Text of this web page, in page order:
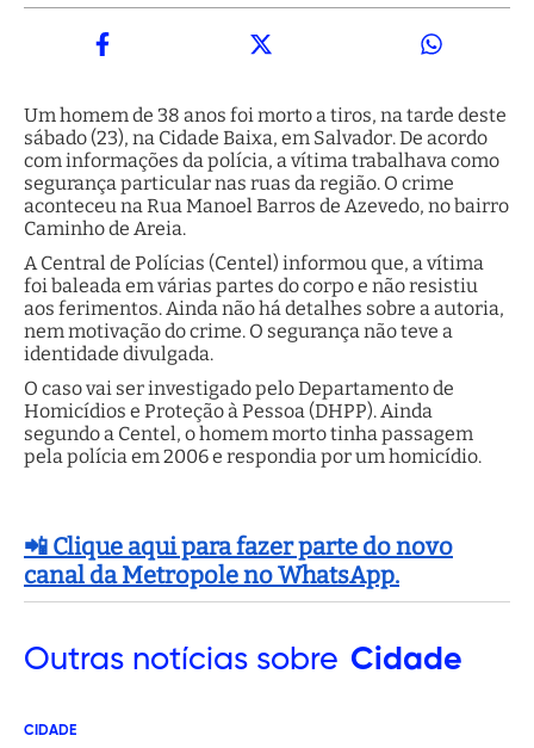
Um homem de 38 anos foi morto a tiros, na tarde deste
sábado (23), na Cidade Baixa, em Salvador. De acordo
com informações da polícia, a vítima trabalhava como
segurança particular nas ruas da região. O crime
aconteceu na Rua Manoel Barros de Azevedo, no bairro
Caminho de Areia.
A Central de Polícias (Centel) informou que, a vítima
foi baleada em várias partes do corpo e não resistiu
aos ferimentos. Ainda não há detalhes sobre a autoria,
nem motivação do crime. O segurança não teve a
identidade divulgada.
O caso vai ser investigado pelo Departamento de
Homicídios e Proteção à Pessoa (DHPP). Ainda
segundo a Centel, o homem morto tinha passagem
pela polícia em 2006 e respondia por um homicídio.
📲 Clique aqui para fazer parte do novo
canal da Metropole no WhatsApp.
Outras notícias sobre Cidade
CIDADE